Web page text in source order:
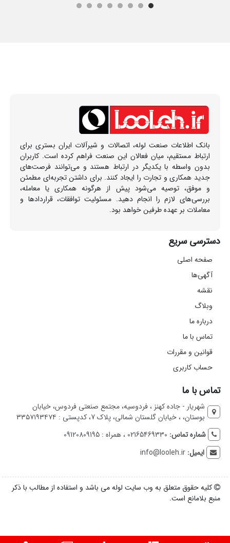
بانک اطلاعات صنعت لوله، اتصالات و شیرآلات ایران بستری برای
ارتباط مستقیم، میان فعالان این صنعت فراهم کرده است. کاربران
بدون واسطه با یکدیگر در ارتباط هستند و می‌توانند فرصت‌های
جدید همکاری و تجارت را ایجاد کنند. برای داشتن تجربه‌ای مطمئن
و موفق، توصیه می‌شود پیش از هرگونه همکاری یا معامله،
بررسی‌های لازم را انجام دهید. مسئولیت توافقات، قراردادها و
معاملات بر عهده طرفین خواهد بود.
دسترسی سریع
صفحه اصلی
آگهی‌ها
نقشه
وبلاگ
درباره ما
تماس با ما
قوانین و مقررات
حساب کاربری
تماس با ما
شهریار - جاده کهنز ، فردوسیه، مجتمع صنعتی فردوس، خیابان
بوستان، ، خیابان گلستان شمالی، پلاک 7، کدپستی : ۳۳۵۷۱۹۳۴۷۴
شماره تماس: 02165469330 ، همراه : 09120809195
ایمیل:info@looleh.ir
کلیه حقوق متعلق به وب سایت لوله می باشد و استفاده از مطالب با ذکر
منبع بلامانع است.